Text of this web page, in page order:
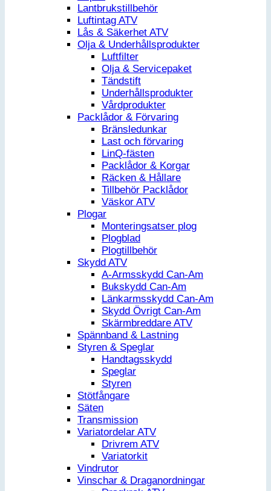
Lantbrukstillbehör
Luftintag ATV
Lås & Säkerhet ATV
Olja & Underhållsprodukter
Luftfilter
Olja & Servicepaket
Tändstift
Underhållsprodukter
Vårdprodukter
Packlådor & Förvaring
Bränsledunkar
Last och förvaring
LinQ-fästen
Packlådor & Korgar
Räcken & Hållare
Tillbehör Packlådor
Väskor ATV
Plogar
Monteringsatser plog
Plogblad
Plogtillbehör
Skydd ATV
A-Armsskydd Can-Am
Bukskydd Can-Am
Länkarmsskydd Can-Am
Skydd Övrigt Can-Am
Skärmbreddare ATV
Spännband & Lastning
Styren & Speglar
Handtagsskydd
Speglar
Styren
Stötfångare
Säten
Transmission
Variatordelar ATV
Drivrem ATV
Variatorkit
Vindrutor
Vinschar & Draganordningar